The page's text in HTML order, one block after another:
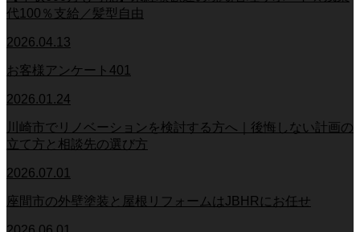
代100％支給／髪型自由
2026.04.13
お客様アンケート401
2026.01.24
川崎市でリノベーションを検討する方へ｜後悔しない計画の
立て方と相談先の選び方
2026.07.01
座間市の外壁塗装と屋根リフォームはJBHRにお任せ